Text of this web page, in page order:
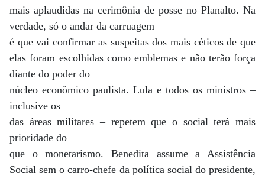
mais aplaudidas na cerimônia de posse no Planalto. Na
verdade, só o andar da carruagem
é que vai confirmar as suspeitas dos mais céticos de que
elas foram escolhidas como emblemas e não terão força
diante do poder do
núcleo econômico paulista. Lula e todos os ministros –
inclusive os
das áreas militares – repetem que o social terá mais
prioridade do
que o monetarismo. Benedita assume a Assistência
Social sem o carro-chefe da política social do presidente,